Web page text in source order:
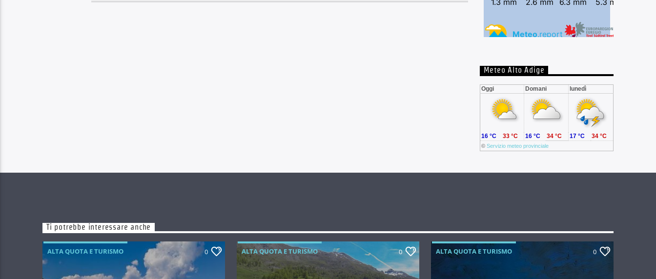
Meteo Alto Adige
Oggi Domani lunedì
© Servizio meteo provinciale
16 °C 33 °C 16 °C 34 °C 17 °C 34 °C
Ti potrebbe interessare anche
ALTA QUOTA E TURISMO 0 ALTA QUOTA E TURISMO 0 ALTA QUOTA E TURISMO 0